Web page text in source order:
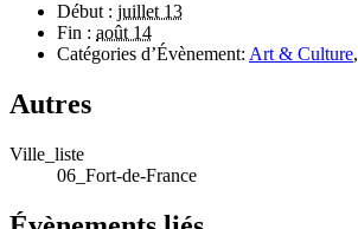
Début : juillet 13
Fin : août 14
Catégories d’Évènement: Art & Culture,
Autres
Ville_liste
06_Fort-de-France